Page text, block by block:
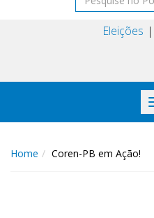
Eleições
Home Coren-PB em Ação!